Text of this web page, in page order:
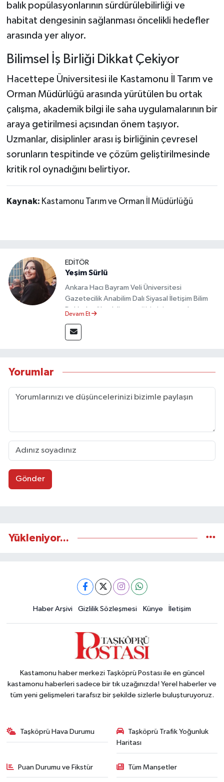
balık popülasyonlarının sürdürülebilirliği ve
habitat dengesinin sağlanması öncelikli hedefler
arasında yer alıyor.
Bilimsel İş Birliği Dikkat Çekiyor
Hacettepe Üniversitesi ile Kastamonu İl Tarım ve
Orman Müdürlüğü arasında yürütülen bu ortak
çalışma, akademik bilgi ile saha uygulamalarının bir
araya getirilmesi açısından önem taşıyor.
Uzmanlar, disiplinler arası iş birliğinin çevresel
sorunların tespitinde ve çözüm geliştirilmesinde
kritik rol oynadığını belirtiyor.
Kaynak: Kastamonu Tarım ve Orman İl Müdürlüğü
EDİTÖR
Yeşim Sürlü
Ankara Hacı Bayram Veli Üniversitesi
Gazetecilik Anabilim Dalı Siyasal İletişim Bilim
Dalı’nda yüksek lisans eğitimini tamamlamıştır.
akademik çalışmalar gerçekleştirmiştir.
Taşköprü Postası internet haber sitesinde
Devam Et
Yorumlar
Gönder
Yükleniyor...
Haber Arşivi Gizlilik Sözleşmesi Künye İletişim
Kastamonu haber merkezi Taşköprü Postası ile en güncel
kastamonu haberleri sadece bir tık uzağınızda! Yerel haberler ve
tüm yeni gelişmeleri tarafsız bir şekilde sizlerle buluşturuyoruz.
Taşköprü Hava Durumu
Taşköprü Trafik Yoğunluk
Haritası
Puan Durumu ve Fikstür Tüm Manşetler